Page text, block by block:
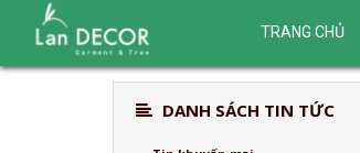
TRANG CHỦ
DANH SÁCH TIN TỨC